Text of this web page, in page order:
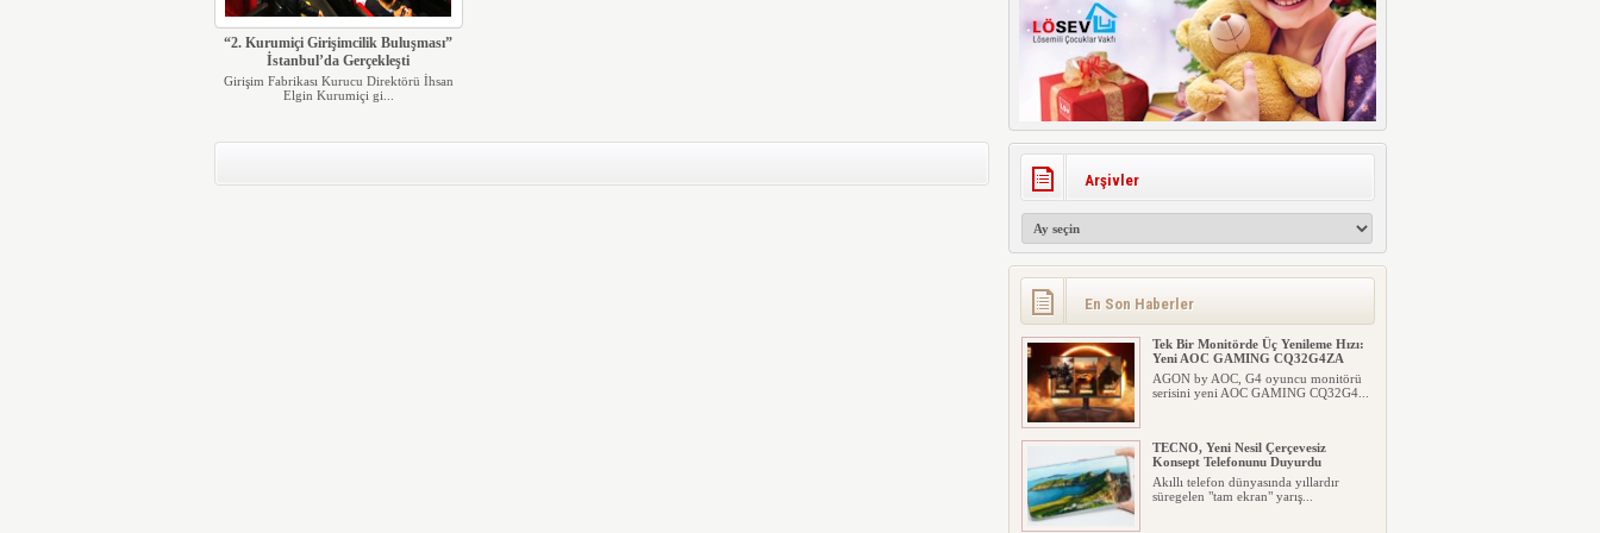
“2. Kurumiçi Girişimcilik Buluşması”
İstanbul’da Gerçekleşti
Girişim Fabrikası Kurucu Direktörü İhsan
Elgin Kurumiçi gi...
Arşivler
En Son Haberler
Tek Bir Monitörde Üç Yenileme Hızı:
Yeni AOC GAMING CQ32G4ZA
AGON by AOC, G4 oyuncu monitörü
serisini yeni AOC GAMING CQ32G4...
TECNO, Yeni Nesil Çerçevesiz
Konsept Telefonunu Duyurdu
Akıllı telefon dünyasında yıllardır
süregelen "tam ekran" yarış...